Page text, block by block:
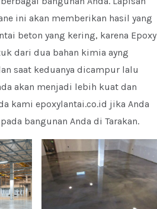
ini akan memberikan hasil yang
beton yang kering, karena Epoxy
dari dua bahan kimia ayng
saat keduanya dicampur lalu
akan menjadi lebih kuat dan
kami epoxylantai.co.id jika Anda
bangunan Anda di Tarakan.